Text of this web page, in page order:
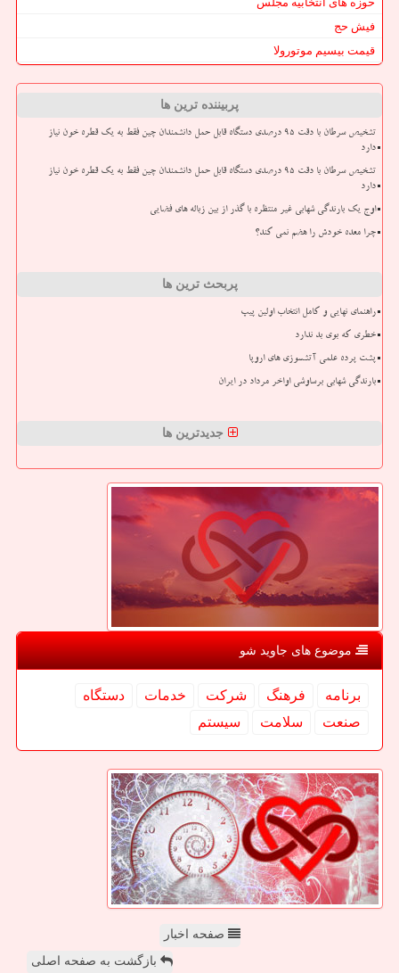
فیش حج
قیمت بیسیم موتورولا
پربیننده ترین ها
تشخیص سرطان با دقت ۹۵ درصدی دستگاه قابل حمل دانشمندان چین فقط به یک قطره خون نیاز
دارد
تشخیص سرطان با دقت ۹۵ درصدی دستگاه قابل حمل دانشمندان چین فقط به یک قطره خون نیاز
دارد
اوج یک بارندگی شهابی غیر منتظره با گذر از بین زباله های فضایی
چرا معده خودش را هضم نمی کند؟
پربحث ترین ها
راهنمای نهایی و کامل انتخاب اولین پیپ
خطری که بوی بد ندارد
پشت پرده علمی آتشسوزی های اروپا
بارندگی شهابی برساوشی اواخر مرداد در ایران
جدیدترین ها
موضوع های جاوید شو
برنامه فرهنگ شركت خدمات
دستگاه
صنعت
سلامت سیستم
صفحه اخبار
بازگشت به صفحه اصلی